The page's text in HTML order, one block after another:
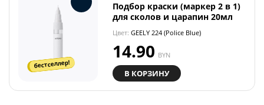
бестселлер!
Подбор краски (маркер 2 в 1)
для сколов и царапин 20мл
Цвет: GEELY 224 (Police Blue)
14.90 BYN
В КОРЗИНУ